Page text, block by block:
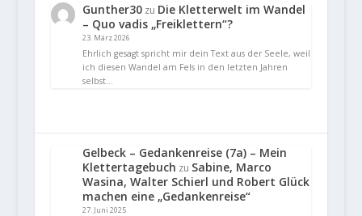
Gunther30zu Die Kletterwelt im Wandel
– Quo vadis „Freiklettern“?
23. März 2026
Ehrlich gesagt spricht mir dein Text aus der Seele, weil
ich diesen Wandel am Fels in den letzten Jahren
selbst…
Gelbeck – Gedankenreise (7a) – Mein
Klettertagebuch zu Sabine, Marco
Wasina, Walter Schierl und Robert Glück
machen eine „Gedankenreise“
27. Juni 2025